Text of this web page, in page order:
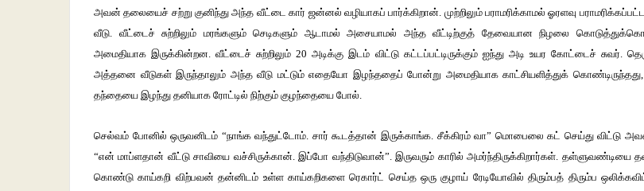
அவன் தலையைச் சற்று குனிந்து அந்த வீட்டை கார் ஜன்னல் வழியாகப் பார்க்கிறான். முற்றிலும் பராமரிக்காமல் ஓரளவு
வீடு. வீட்டைச் சுற்றிலும் மரங்களும் செடிகளும் ஆடாமல் அசையாமல் அந்த வீட்டிற்குத் தேவையான நிழலை
அமைதியாக இருக்கின்றன. வீட்டைச் சுற்றிலும் 20 அடிக்கு இடம் விட்டு கட்டப்பட்டிருக்கும் ஐந்து அடி உயர கோட்டைச் சுவர்.
அத்தனை வீடுகள் இருந்தாலும் அந்த வீடு மட்டும் எதையோ இழந்ததைப் போன்று அமைதியாக காட்சியளித்துக்
தந்தையை இழந்து தனியாக ரோட்டில் நிற்கும் குழந்தையை போல்.
செல்வம் போனில் ஒருவனிடம் “நாங்க வந்துட்டோம். சார் கூடத்தான் இருக்காங்க. சீக்கிரம் வா” மொபைலை கட் செய்து விட்டு
“என் மாப்ளதான் வீட்டு சாவியை வச்சிருக்கான். இப்போ வந்திடுவான்”. இருவரும் காரில் அமர்ந்திருக்கிறார்கள். தள்ளுவண்டியை
கொண்டு காய்கறி விற்பவன் தன்னிடம் உள்ள காய்கறிகளை ரெகார்ட் செய்த ஒரு குழாய் ரேடியோவில் திரும்பத் திரும்ப